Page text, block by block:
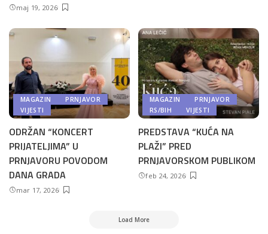
maj 19, 2026
MAGAZIN
PRNJAVOR
VIJESTI
ODRŽAN “KONCERT
PRIJATELJIMA” U
PRNJAVORU POVODOM
DANA GRADA
mar 17, 2026
MAGAZIN
PRNJAVOR
RS/BIH
VIJESTI
PREDSTAVA “KUĆA NA
PLAŽI” PRED
PRNJAVORSKOM PUBLIKOM
feb 24, 2026
Load More